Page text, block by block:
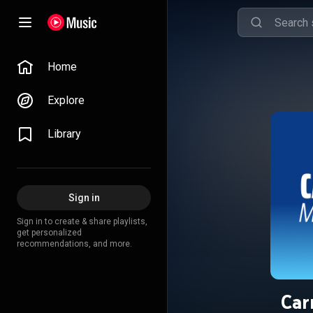
Home
Explore
Library
Sign in
Sign in to create & share playlists,
get personalized
recommendations, and more.